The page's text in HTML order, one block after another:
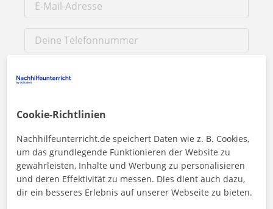
Durch Klicken auf eine der beiden Schaltflächen stimmen Sie
unseremImpressumund unsererDatenschutzerklärungzu
Nachricht senden
Cookie-Richtlinien
Nachhilfeunterricht.de speichert Daten wie z. B. Cookies,
um das grundlegende Funktionieren der Website zu
gewährleisten, Inhalte und Werbung zu personalisieren
und deren Effektivität zu messen. Dies dient auch dazu,
dir ein besseres Erlebnis auf unserer Webseite zu bieten.